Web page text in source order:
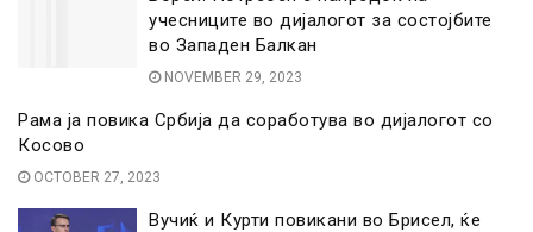
учесниците во дијалогот за состојбите
во Западен Балкан
NOVEMBER 29, 2023
Рама ја повика Србија да соработува во дијалогот со
Косово
OCTOBER 27, 2023
Вучиќ и Курти повикани во Брисел, ќе